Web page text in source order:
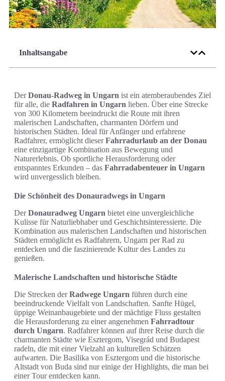
Inhaltsangabe
DerDonau-Radweg in Ungarn ist ein atemberaubendes Ziel
für alle, die Radfahren in Ungarn lieben. Über eine Strecke
von 300 Kilometern beeindruckt die Route mit ihren
malerischen Landschaften, charmanten Dörfern und
historischen Städten. Ideal für Anfänger und erfahrene
Radfahrer, ermöglicht dieserFahrradurlaub an der Donau
eine einzigartige Kombination aus Bewegung und
Naturerlebnis. Ob sportliche Herausforderung oder
entspanntes Erkunden – das Fahrradabenteuer in Ungarn
wird unvergesslich bleiben.
Die Schönheit des Donauradwegs in Ungarn
DerDonauradweg Ungarn bietet eine unvergleichliche
Kulisse für Naturliebhaber und Geschichtsinteressierte. Die
Kombination aus malerischen Landschaften und historischen
Städten ermöglicht es Radfahrern, Ungarn per Rad zu
entdecken und die faszinierende Kultur des Landes zu
genießen.
Malerische Landschaften und historische Städte
Die Strecken derRadwege Ungarn führen durch eine
beeindruckende Vielfalt von Landschaften. Sanfte Hügel,
üppige Weinanbaugebiete und der mächtige Fluss gestalten
die Herausforderung zu einer angenehmen Fahrradtour
durch Ungarn. Radfahrer können auf ihrer Reise durch die
charmanten Städte wie Esztergom, Visegrád und Budapest
radeln, die mit einer Vielzahl an kulturellen Schätzen
aufwarten. Die Basilika von Esztergom und die historische
Altstadt von Buda sind nur einige der Highlights, die man bei
einer Tour entdecken kann.